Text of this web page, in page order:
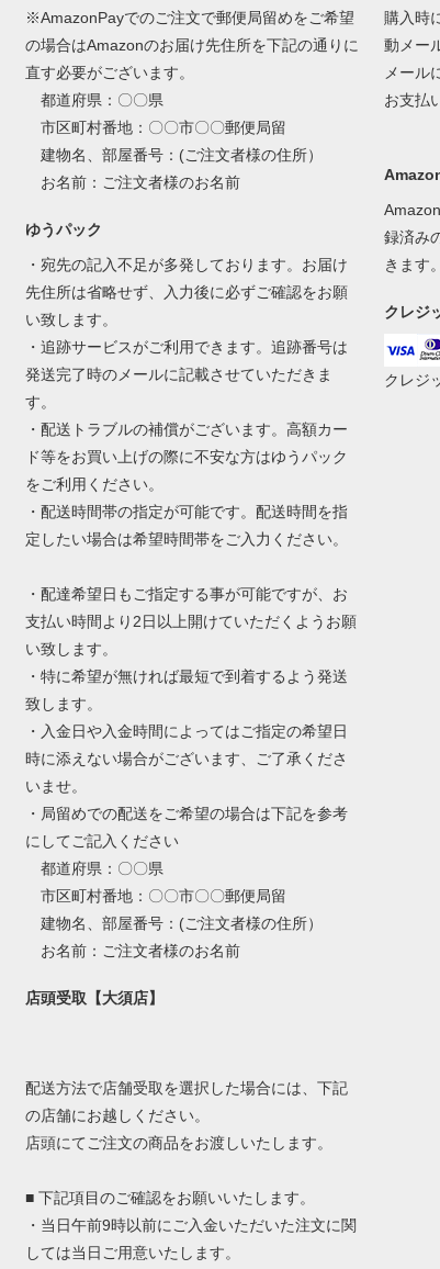
※AmazonPayでのご注文で郵便局留めをご希望
の場合はAmazonのお届け先住所を下記の通りに
直す必要がございます。
都道府県：〇〇県
市区町村番地：〇〇市〇〇郵便局留
建物名、部屋番号：(ご注文者様の住所）
お名前：ご注文者様のお名前
ゆうパック
・宛先の記入不足が多発しております。お届け
先住所は省略せず、入力後に必ずご確認をお願
い致します。
・追跡サービスがご利用できます。追跡番号は
発送完了時のメールに記載させていただきま
す。
・配送トラブルの補償がございます。高額カー
ド等をお買い上げの際に不安な方はゆうパック
をご利用ください。
・配送時間帯の指定が可能です。配送時間を指
定したい場合は希望時間帯をご入力ください。
・配達希望日もご指定する事が可能ですが、お
支払い時間より2日以上開けていただくようお願
い致します。
・特に希望が無ければ最短で到着するよう発送
致します。
・入金日や入金時間によってはご指定の希望日
時に添えない場合がございます、ご了承くださ
いませ。
・局留めでの配送をご希望の場合は下記を参考
にしてご記入ください
都道府県：〇〇県
市区町村番地：〇〇市〇〇郵便局留
建物名、部屋番号：(ご注文者様の住所）
お名前：ご注文者様のお名前
店頭受取【大須店】
配送方法で店舗受取を選択した場合には、下記
の店舗にお越しください。
店頭にてご注文の商品をお渡しいたします。
■ 下記項目のご確認をお願いいたします。
・当日午前9時以前にご入金いただいた注文に関
しては当日ご用意いたします。
購入時
動メー
メール
お支払
録済み
きます
クレジ
クレジ